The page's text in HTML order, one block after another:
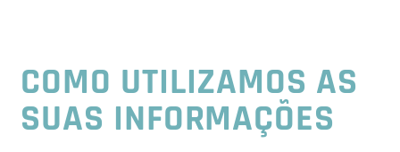
COMO UTILIZAMOS AS
SUAS INFORMAÇÕES